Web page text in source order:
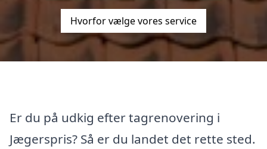
Hvorfor vælge vores service
Er du på udkig efter tagrenovering i
Jægerspris? Så er du landet det rette sted.